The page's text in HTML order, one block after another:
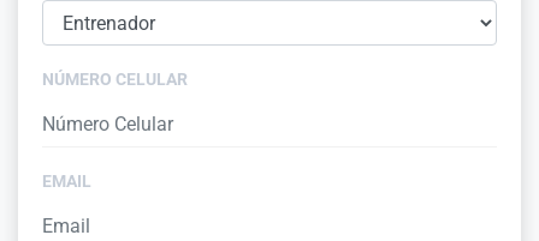
NÚMERO CELULAR
EMAIL